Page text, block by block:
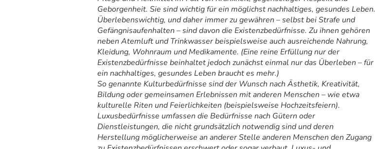
Geborgenheit. Sie sind wichtig für ein möglichst nachhaltiges, gesundes Leben.
Überlebenswichtig, und daher immer zu gewähren – selbst bei Strafe und
Gefängnisaufenhalten – sind davon die Existenzbedürfnisse. Zu ihnen gehören
neben Atemluft und Trinkwasser beispielsweise auch ausreichende Nahrung,
Kleidung, Wohnraum und Medikamente. (Eine reine Erfüllung nur der
Existenzbedürfnisse beinhaltet jedoch zunächst einmal nur das Überleben – für
ein nachhaltiges, gesundes Leben braucht es mehr.)
So genannte Kulturbedürfnisse sind der Wunsch nach Ästhetik, Kreativität,
Bildung oder gemeinsamen Erlebnissen mit anderen Menschen – wie etwa
kulturelle Riten und Feierlichkeiten (beispielsweise Hochzeitsfeiern).
Luxusbedürfnisse umfassen die Bedürfnisse nach Gütern oder
Dienstleistungen, die nicht grundsätzlich notwendig sind und deren
Herstellung möglicherweise an anderer Stelle anderen Menschen den Zugang